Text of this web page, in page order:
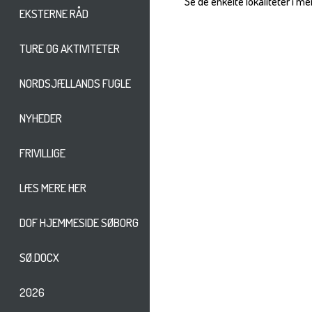
EKSTERNE RÅD
TURE OG AKTIVITETER
NORDSJÆLLANDS FUGLE
NYHEDER
FRIVILLIGE
LÆS MERE HER
DOF HJEMMESIDE SØBORG
SØ.DOCX
2026